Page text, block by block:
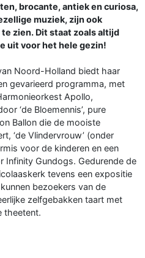
brocante, antiek en curiosa,
muziek, zijn ook
zien. Dit staat zoals altijd
uit voor het hele gezin!
Noord-Holland biedt haar
gevarieerd programma, met
Apollo,
‘de Bloemennis’, pure
Ballon die de mooiste
‘de Vlindervrouw’ (onder
voor de kinderen en een
Gundogs. Gedurende de
tevens een expositie
bezoekers van de
zelfgebakken taart met
theetent.